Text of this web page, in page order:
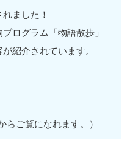
ました！
ログラム「物語散歩」
紹介されています。
らご覧になれます。）